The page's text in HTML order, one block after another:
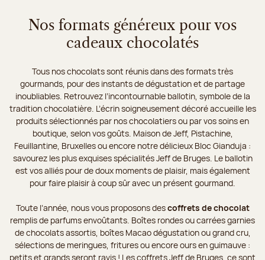
Nos formats généreux pour vos
cadeaux chocolatés
Tous nos chocolats sont réunis dans des formats très
gourmands, pour des instants de dégustation et de partage
inoubliables. Retrouvez l’incontournable ballotin, symbole de la
tradition chocolatière. L’écrin soigneusement décoré accueille les
produits sélectionnés par nos chocolatiers ou par vos soins en
boutique, selon vos goûts. Maison de Jeff, Pistachine,
Feuillantine, Bruxelles ou encore notre délicieux Bloc Gianduja :
savourez les plus exquises spécialités Jeff de Bruges. Le ballotin
est vos alliés pour de doux moments de plaisir, mais également
pour faire plaisir à coup sûr avec un présent gourmand.
Toute l’année, nous vous proposons descoffrets de chocolat
remplis de parfums envoûtants. Boîtes rondes ou carrées garnies
de chocolats assortis, boîtes Macao dégustation ou grand cru,
sélections de meringues, fritures ou encore ours en guimauve :
petits et grands seront ravis ! Les coffrets Jeff de Bruges, ce sont